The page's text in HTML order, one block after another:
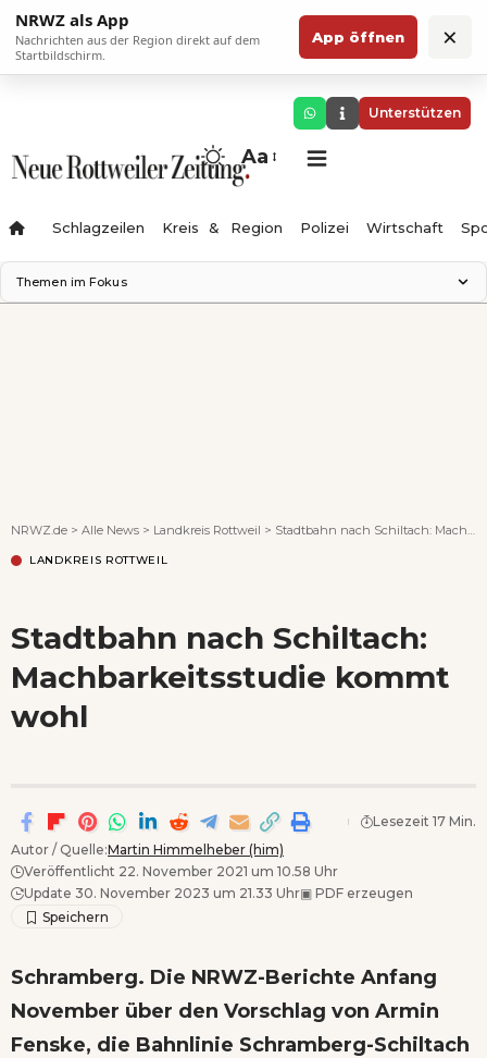
NRWZ als App
Nachrichten aus der Region direkt auf dem
Startbildschirm.
App öffnen ×
Unterstützen
Aa
Schlagzeilen Kreis & Region Polizei Wirtschaft
Themen im Fokus
NRWZ.de > Alle News > Landkreis Rottweil > Stadtbahn nach Schiltach: Machbarkeitsstudie kommt wohl
LANDKREIS ROTTWEIL
Stadtbahn nach Schiltach:
Machbarkeitsstudie kommt
wohl
Autor / Quelle:Martin Himmelheber (him)
Veröffentlicht 22. November 2021 um 10.58 Uhr
Update 30. November 2023 um 21.33 Uhr▣ PDF erzeugen
Lesezeit 17 Min.
Schramberg. Die NRWZ-Berichte Anfang
November über den Vorschlag von Armin
Fenske, die Bahnlinie Schramberg-Schiltach